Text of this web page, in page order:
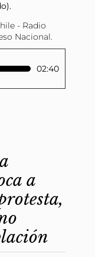
02:40
- Radio
Nacional.
a